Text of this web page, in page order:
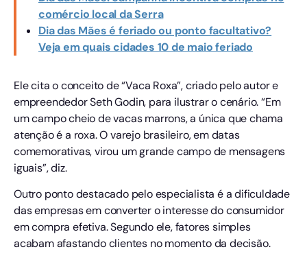
comércio local da Serra
Dia das Mães é feriado ou ponto facultativo?
Veja em quais cidades 10 de maio feriado
Ele cita o conceito de “Vaca Roxa”, criado pelo autor e
empreendedor Seth Godin, para ilustrar o cenário. “Em
um campo cheio de vacas marrons, a única que chama
atenção é a roxa. O varejo brasileiro, em datas
comemorativas, virou um grande campo de mensagens
iguais”, diz.
Outro ponto destacado pelo especialista é a dificuldade
das empresas em converter o interesse do consumidor
em compra efetiva. Segundo ele, fatores simples
acabam afastando clientes no momento da decisão.